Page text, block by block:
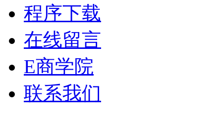
程序下载
在线留言
E商学院
联系我们